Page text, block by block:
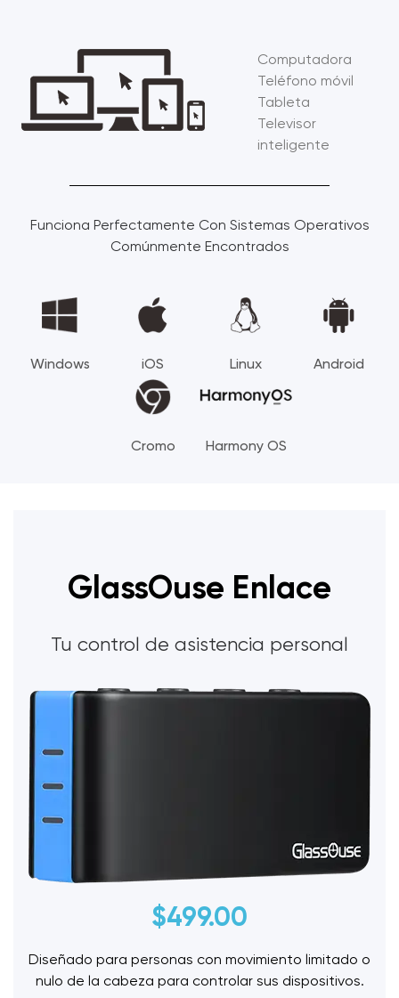
Computadora
Teléfono móvil
Tableta
Televisor
inteligente
Funciona Perfectamente Con Sistemas Operativos
Comúnmente Encontrados
Windows iOS Linux Android
Cromo Harmony OS
GlassOuse Enlace
Tu control de asistencia personal
$499.00
Diseñado para personas con movimiento limitado o
nulo de la cabeza para controlar sus dispositivos.